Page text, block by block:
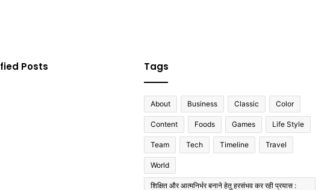
Posts Tags
About Business Classic Color
Content Foods Games Life Style
Team Tech Timeline Travel
World
शिक्षित और आत्मनिर्भर बनाने हेतु हरसंभव कर रही प्रयास :